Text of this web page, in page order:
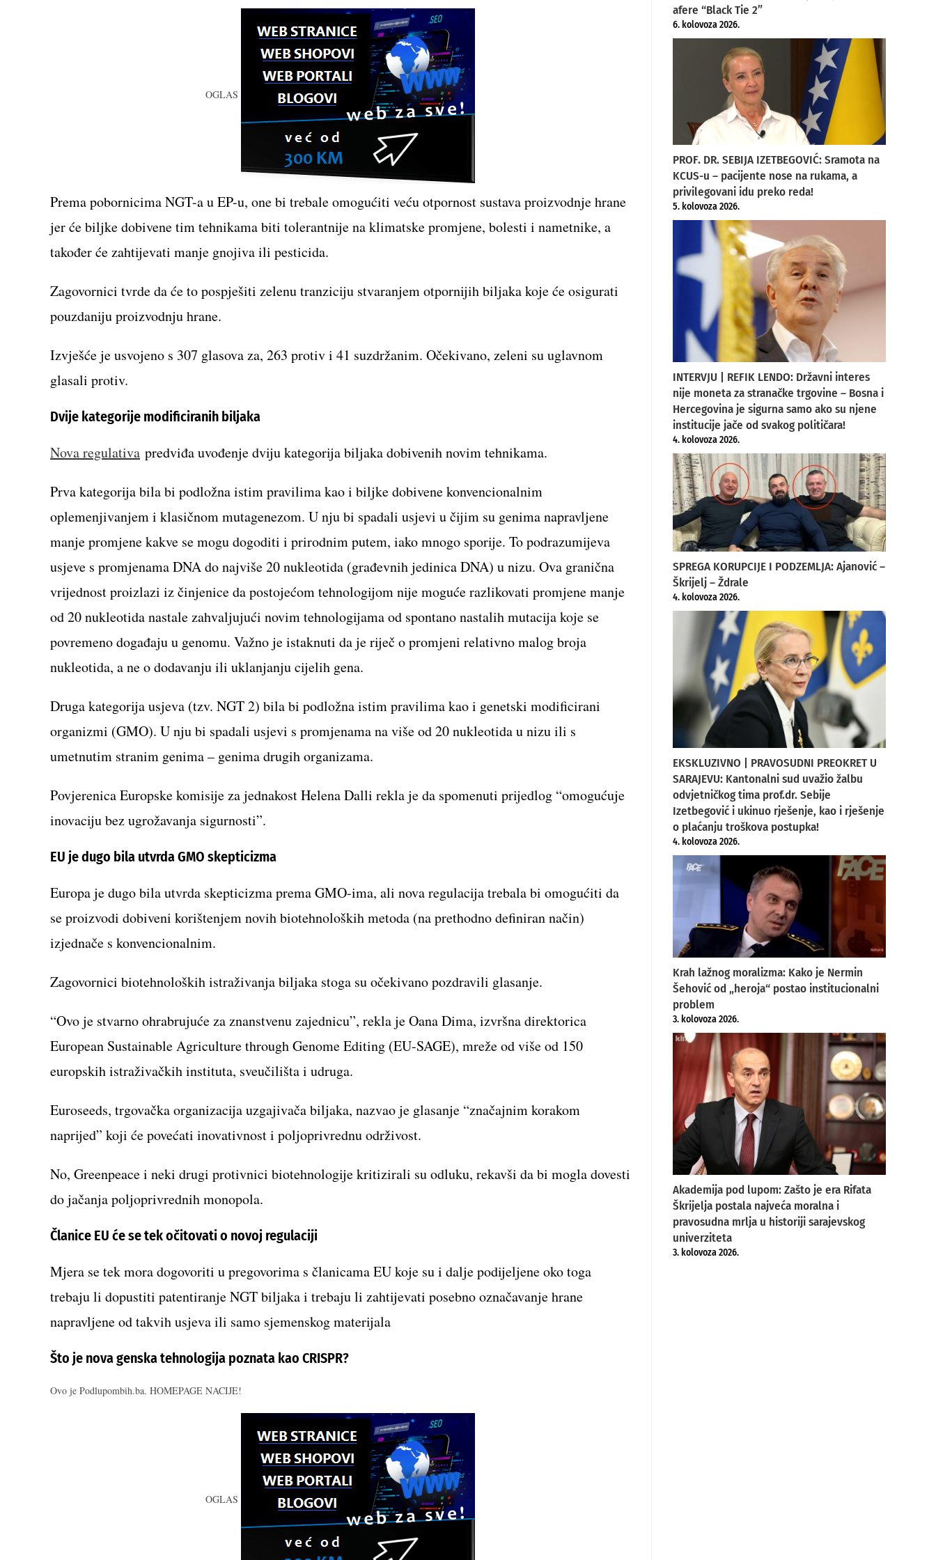
OGLAS
Prema pobornicima NGT-a u EP-u, one bi trebale omogućiti veću otpornost sustava proizvodnje hrane
jer će biljke dobivene tim tehnikama biti tolerantnije na klimatske promjene, bolesti i nametnike, a
također će zahtijevati manje gnojiva ili pesticida.
Zagovornici tvrde da će to pospješiti zelenu tranziciju stvaranjem otpornijih biljaka koje će osigurati
pouzdaniju proizvodnju hrane.
Izvješće je usvojeno s 307 glasova za, 263 protiv i 41 suzdržanim. Očekivano, zeleni su uglavnom
glasali protiv.
Dvije kategorije modificiranih biljaka
Nova regulativa predviđa uvođenje dviju kategorija biljaka dobivenih novim tehnikama.
Prva kategorija bila bi podložna istim pravilima kao i biljke dobivene konvencionalnim
oplemenjivanjem i klasičnom mutagenezom. U nju bi spadali usjevi u čijim su genima napravljene
manje promjene kakve se mogu dogoditi i prirodnim putem, iako mnogo sporije. To podrazumijeva
usjeve s promjenama DNA do najviše 20 nukleotida (građevnih jedinica DNA) u nizu. Ova granična
vrijednost proizlazi iz činjenice da postojećom tehnologijom nije moguće razlikovati promjene manje
od 20 nukleotida nastale zahvaljujući novim tehnologijama od spontano nastalih mutacija koje se
povremeno događaju u genomu. Važno je istaknuti da je riječ o promjeni relativno malog broja
nukleotida, a ne o dodavanju ili uklanjanju cijelih gena.
Druga kategorija usjeva (tzv. NGT 2) bila bi podložna istim pravilima kao i genetski modificirani
organizmi (GMO). U nju bi spadali usjevi s promjenama na više od 20 nukleotida u nizu ili s
umetnutim stranim genima – genima drugih organizama.
Povjerenica Europske komisije za jednakost Helena Dalli rekla je da spomenuti prijedlog “omogućuje
inovaciju bez ugrožavanja sigurnosti”.
EU je dugo bila utvrda GMO skepticizma
Europa je dugo bila utvrda skepticizma prema GMO-ima, ali nova regulacija trebala bi omogućiti da
se proizvodi dobiveni korištenjem novih biotehnoloških metoda (na prethodno definiran način)
izjednače s konvencionalnim.
Zagovornici biotehnoloških istraživanja biljaka stoga su očekivano pozdravili glasanje.
“Ovo je stvarno ohrabrujuće za znanstvenu zajednicu”, rekla je Oana Dima, izvršna direktorica
European Sustainable Agriculture through Genome Editing (EU-SAGE), mreže od više od 150
europskih istraživačkih instituta, sveučilišta i udruga.
Euroseeds, trgovačka organizacija uzgajivača biljaka, nazvao je glasanje “značajnim korakom
naprijed” koji će povećati inovativnost i poljoprivrednu održivost.
No, Greenpeace i neki drugi protivnici biotehnologije kritizirali su odluku, rekavši da bi mogla dovesti
do jačanja poljoprivrednih monopola.
Članice EU će se tek očitovati o novoj regulaciji
Mjera se tek mora dogovoriti u pregovorima s članicama EU koje su i dalje podijeljene oko toga
trebaju li dopustiti patentiranje NGT biljaka i trebaju li zahtijevati posebno označavanje hrane
napravljene od takvih usjeva ili samo sjemenskog materijala
Što je nova genska tehnologija poznata kao CRISPR?
Ovo je Podlupombih.ba. HOMEPAGE NACIJE!
OGLAS
afere “Black Tie 2”
6. kolovoza 2026.
PROF. DR. SEBIJA IZETBEGOVIĆ: Sramota na
KCUS-u – pacijente nose na rukama, a
privilegovani idu preko reda!
5. kolovoza 2026.
INTERVJU | REFIK LENDO: Državni interes
nije moneta za stranačke trgovine – Bosna i
Hercegovina je sigurna samo ako su njene
institucije jače od svakog političara!
4. kolovoza 2026.
SPREGA KORUPCIJE I PODZEMLJA: Ajanović –
Škrijelj – Ždrale
4. kolovoza 2026.
EKSKLUZIVNO | PRAVOSUDNI PREOKRET U
SARAJEVU: Kantonalni sud uvažio žalbu
odvjetničkog tima prof.dr. Sebije
Izetbegović i ukinuo rješenje, kao i rješenje
o plaćanju troškova postupka!
4. kolovoza 2026.
Krah lažnog moralizma: Kako je Nermin
Šehović od „heroja“ postao institucionalni
problem
3. kolovoza 2026.
Akademija pod lupom: Zašto je era Rifata
Škrijelja postala najveća moralna i
pravosudna mrlja u historiji sarajevskog
univerziteta
3. kolovoza 2026.